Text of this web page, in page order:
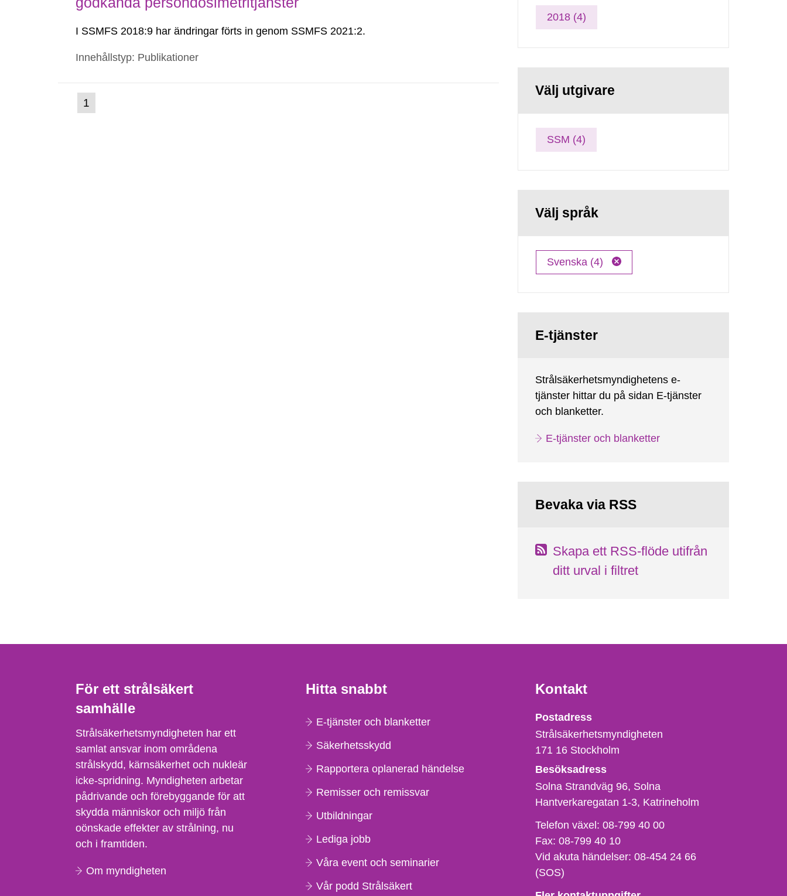
I SSMFS 2018:9 har ändringar förts in genom SSMFS 2021:2.
Innehållstyp: Publikationer
Gå
till
1
2018 (4)
Välj utgivare
SSM (4)
Välj språk
Svenska (4)
E-tjänster
Strålsäkerhetsmyndighetens e-
tjänster hittar du på sidan E-tjänster
och blanketter.
E-tjänster och blanketter
Bevaka via RSS
Skapa ett RSS-flöde utifrån
ditt urval i filtret
För ett strålsäkert
samhälle
Strålsäkerhetsmyndigheten har ett
samlat ansvar inom områdena
strålskydd, kärnsäkerhet och nukleär
icke-spridning. Myndigheten arbetar
pådrivande och förebyggande för att
skydda människor och miljö från
oönskade effekter av strålning, nu
och i framtiden.
Om myndigheten
Hitta snabbt
E-tjänster och blanketter
Säkerhetsskydd
Rapportera oplanerad händelse
Remisser och remissvar
Utbildningar
Lediga jobb
Våra event och seminarier
Vår podd Strålsäkert
Kontakt
Strålsäkerhetsmyndigheten
Postadress
Strålsäkerhetsmyndigheten
171 16 Stockholm
Besöksadress
Solna Strandväg 96, Solna
Hantverkaregatan 1-3 Katrineholm
Telefon,
fax
och
e-
Telefon växel:08-799 40 00
Fax:08-799 40 10
Vid akuta händelser:08-454 24 66
(SOS)